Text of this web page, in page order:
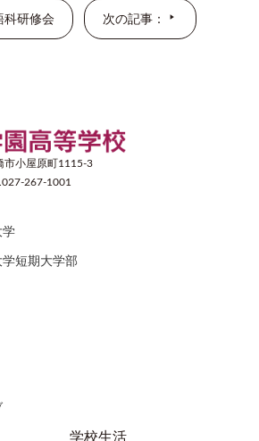
科研修会 次の記事：
市小屋原町1115-3
267-1001
学
短期大学部
学校生活